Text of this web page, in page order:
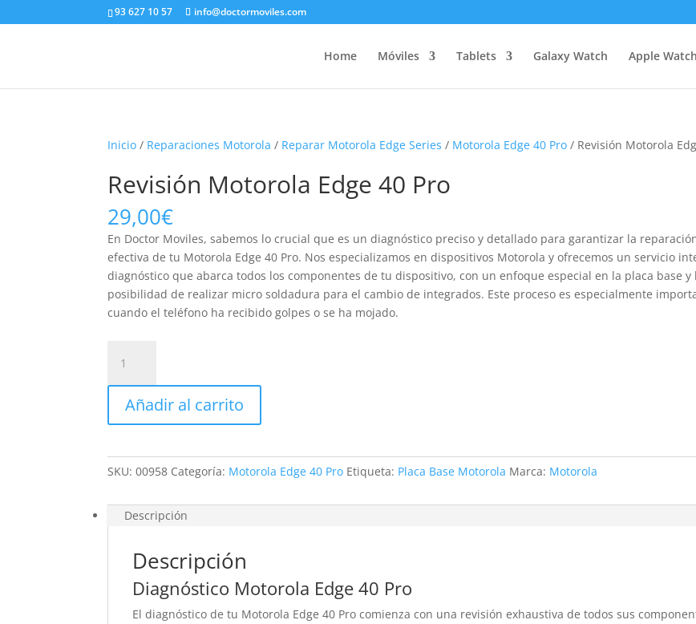
93 627 10 57 info@doctormoviles.com
Home Móviles Tablets Galaxy Watch Apple Watch
Inicio / Reparaciones Motorola / Reparar Motorola Edge Series / Motorola Edge 40 Pro / Revisión Motorola
Revisión Motorola Edge 40 Pro
29,00€
En Doctor Moviles, sabemos lo crucial que es un diagnóstico preciso y detallado para garantizar la
efectiva de tu Motorola Edge 40 Pro. Nos especializamos en dispositivos Motorola y ofrecemos un servicio
diagnóstico que abarca todos los componentes de tu dispositivo, con un enfoque especial en la placa base y
posibilidad de realizar micro soldadura para el cambio de integrados. Este proceso es especialmente
cuando el teléfono ha recibido golpes o se ha mojado.
Motorola
Edge
Pro
Añadir al carrito
SKU:00958 Categoría: Motorola Edge 40 Pro Etiqueta: Placa Base Motorola Marca: Motorola
Descripción
Descripción
Diagnóstico Motorola Edge 40 Pro
El diagnóstico de tu Motorola Edge 40 Pro comienza con una revisión exhaustiva de todos sus